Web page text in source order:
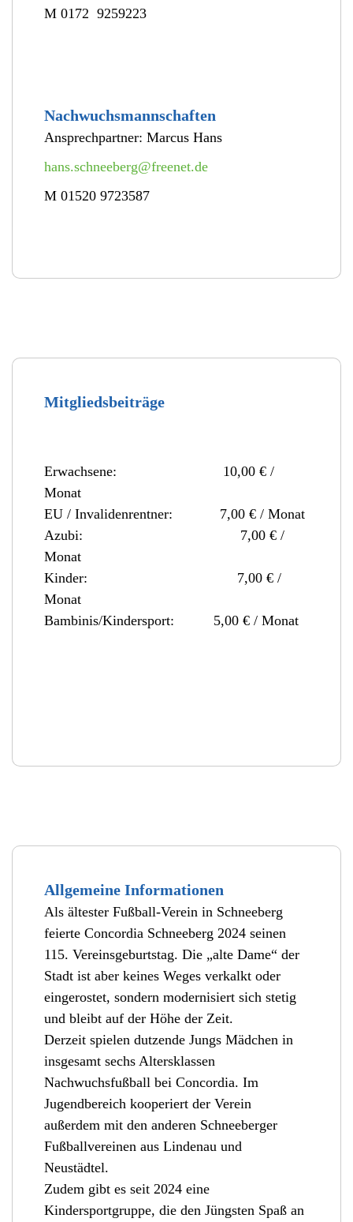
M 0172 9259223
Nachwuchsmannschaften
Ansprechpartner: Marcus Hans
hans.schneeberg@freenet.de
M 01520 9723587
Mitgliedsbeiträge
Erwachsene: 10,00 € /
Monat
EU / Invalidenrentner: 7,00 € / Monat
Azubi: 7,00 € /
Monat
Kinder: 7,00 € /
Monat
Bambinis/Kindersport: 5,00 € / Monat
Allgemeine Informationen
Als ältester Fußball-Verein in Schneeberg
feierte Concordia Schneeberg 2024 seinen
115. Vereinsgeburtstag. Die „alte Dame“ der
Stadt ist aber keines Weges verkalkt oder
eingerostet, sondern modernisiert sich stetig
und bleibt auf der Höhe der Zeit.
Derzeit spielen dutzende Jungs Mädchen in
insgesamt sechs Altersklassen
Nachwuchsfußball bei Concordia. Im
Jugendbereich kooperiert der Verein
außerdem mit den anderen Schneeberger
Fußballvereinen aus Lindenau und
Neustädtel.
Zudem gibt es seit 2024 eine
Kindersportgruppe, die den Jüngsten Spaß an